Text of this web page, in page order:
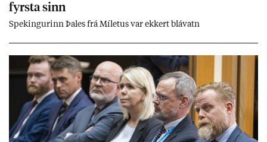
fyrsta sinn
Spek­ing­ur­inn Þa­les frá Míletus var ekk­ert blá­vatn